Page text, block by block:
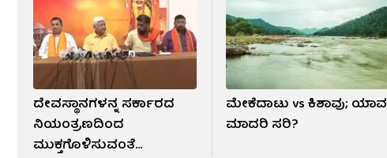
ದೇವಸ್ಥಾನಗಳನ್ನ ಸರ್ಕಾರದ
ನಿಯಂತ್ರಣದಿಂದ
ಮುಕ್ತಗೊಳಿಸುವಂತೆ
ಮೇಕೆದಾಟು vs ಕಿಶಾವು; ಯಾವ
ಮಾದರಿ ಸರಿ?